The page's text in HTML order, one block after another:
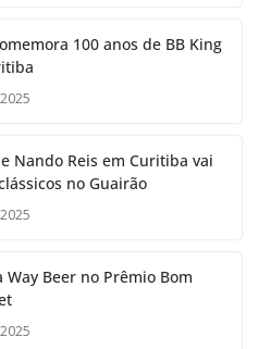
100 anos de BB King
Nando Reis em Curitiba vai
no Guairão
Way Beer no Prêmio Bom